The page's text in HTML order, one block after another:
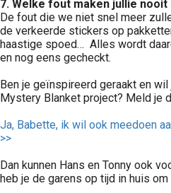
7. Welke fout maken jullie nooit
De fout die we niet snel meer
de verkeerde stickers op
haastige spoed… Alles wordt
en nog eens gecheckt.
Ben je geïnspireerd geraakt en
Mystery Blanket project? Meld je
Ja, Babette, ik wil ook meedoen
>>
Dan kunnen Hans en Tonny ook
heb je de garens op tijd in huis